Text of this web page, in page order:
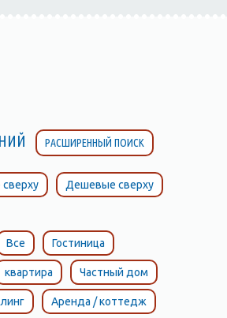
РАСШИРЕННЫЙ ПОИСК
Дешевые сверху
Все Гостиница
квартира Частный дом
Аренда / коттедж